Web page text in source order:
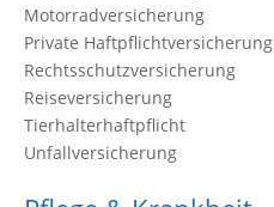
Motorradversicherung
Private Haftpflichtversicherung
Rechtsschutzversicherung
Reiseversicherung
Tierhalterhaftpflicht
Unfallversicherung